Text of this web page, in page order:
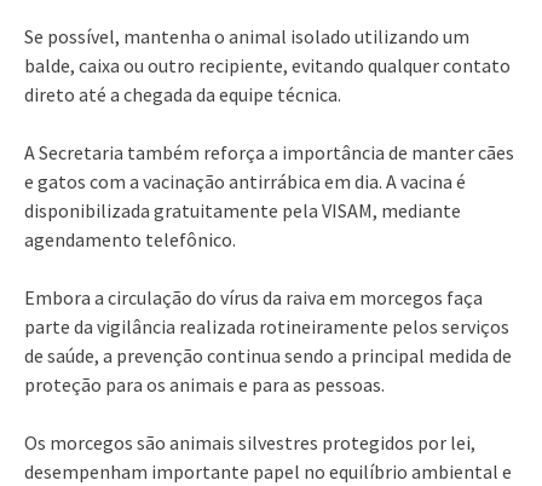
Se possível, mantenha o animal isolado utilizando um
balde, caixa ou outro recipiente, evitando qualquer contato
direto até a chegada da equipe técnica.
A Secretaria também reforça a importância de manter cães
e gatos com a vacinação antirrábica em dia. A vacina é
disponibilizada gratuitamente pela VISAM, mediante
agendamento telefônico.
Embora a circulação do vírus da raiva em morcegos faça
parte da vigilância realizada rotineiramente pelos serviços
de saúde, a prevenção continua sendo a principal medida de
proteção para os animais e para as pessoas.
Os morcegos são animais silvestres protegidos por lei,
desempenham importante papel no equilíbrio ambiental e